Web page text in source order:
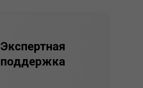
Экспертная
поддержка